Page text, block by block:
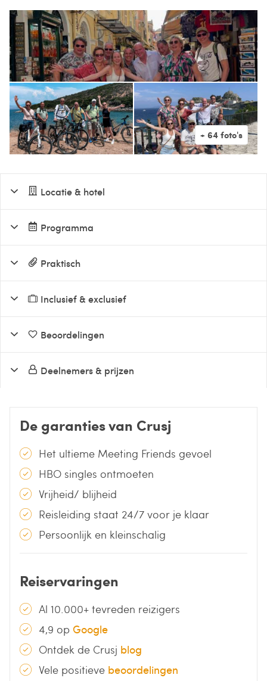
Locatie & hotel
Programma
Praktisch
Inclusief & exclusief
Beoordelingen
Deelnemers & prijzen
De garanties van Crusj
Het ultieme Meeting Friends gevoel
HBO singles ontmoeten
Vrijheid/ blijheid
Reisleiding staat 24/7 voor je klaar
Persoonlijk en kleinschalig
Reiservaringen
Al 10.000+ tevreden reizigers
4,9 op Google
Ontdek de Crusj blog
Vele positieve beoordelingen